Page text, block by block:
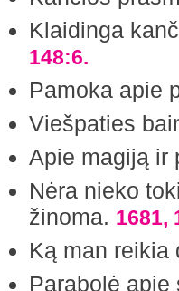
Klaidinga
148:6.
Pamoka apie
Viešpaties
Apie magiją ir
Nėra nieko
žinoma. 1681,
Ką man
Parabolė